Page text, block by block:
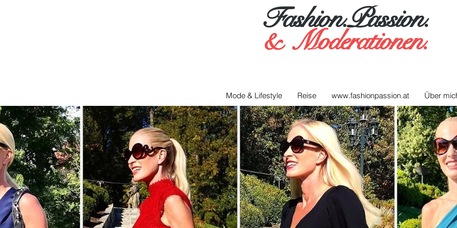
Fashion.Passion.
& Moderationen.
Mode & Lifestyle Reise www.fashionpassion.at Über